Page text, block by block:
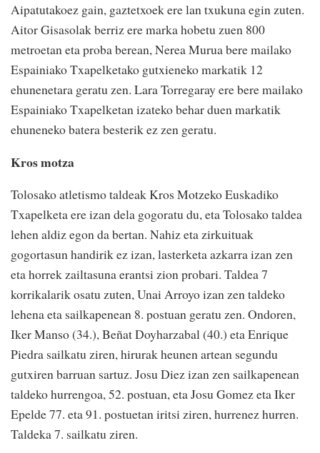
Aipatutakoez gain, gaztetxoek ere lan txukuna egin zuten.
Aitor Gisasolak berriz ere marka hobetu zuen 800
metroetan eta proba berean, Nerea Murua bere mailako
Espainiako Txapelketako gutxieneko markatik 12
ehunenetara geratu zen. Lara Torregaray ere bere mailako
Espainiako Txapelketan izateko behar duen markatik
ehuneneko batera besterik ez zen geratu.
Kros motza
Tolosako atletismo taldeak Kros Motzeko Euskadiko
Txapelketa ere izan dela gogoratu du, eta Tolosako taldea
lehen aldiz egon da bertan. Nahiz eta zirkuituak
gogortasun handirik ez izan, lasterketa azkarra izan zen
eta horrek zailtasuna erantsi zion probari. Taldea 7
korrikalarik osatu zuten, Unai Arroyo izan zen taldeko
lehena eta sailkapenean 8. postuan geratu zen. Ondoren,
Iker Manso (34.), Beñat Doyharzabal (40.) eta Enrique
Piedra sailkatu ziren, hirurak heunen artean segundu
gutxiren barruan sartuz. Josu Diez izan zen sailkapenean
taldeko hurrengoa, 52. postuan, eta Josu Gomez eta Iker
Epelde 77. eta 91. postuetan iritsi ziren, hurrenez hurren.
Taldeka 7. sailkatu ziren.